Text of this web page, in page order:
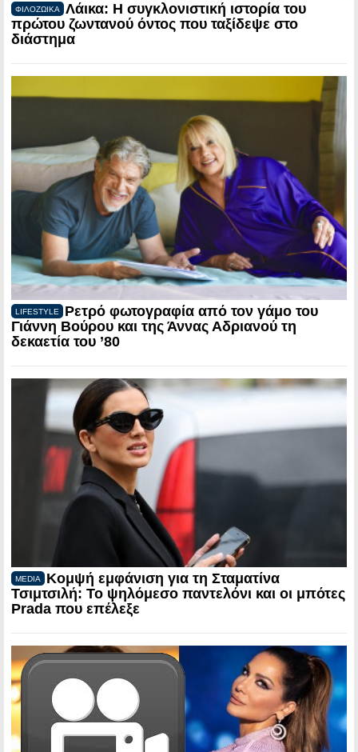
ΦΙΛΟΖΩΙΚΑ
Λάικα: Η συγκλονιστική ιστορία του
πρώτου ζωντανού όντος που ταξίδεψε στο
διάστημα
LIFESTYLE
Ρετρό φωτογραφία από τον γάμο του
Γιάννη Βούρου και της Άννας Αδριανού τη
δεκαετία του ’80
MEDIA
Κομψή εμφάνιση για τη Σταματίνα
Τσιμτσιλή: Το ψηλόμεσο παντελόνι και οι μπότες
Prada που επέλεξε